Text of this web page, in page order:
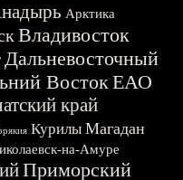
Арктика
Владивосток
Дальневосточный
ВостокЕАО
край
Курилы Магадан
на-Амуре
Приморский